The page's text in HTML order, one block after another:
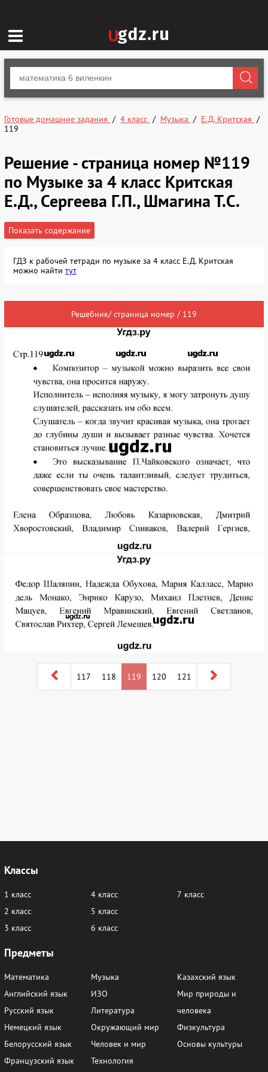
Готовые домашние задания 4 класс Музыка
Е.Д. Критская
119
Решение - страница номер №119
по Музыке за 4 класс Критская
Е.Д., Сергеева Г.П., Шмагина Т.С.
Показать содержание
ГДЗ к рабочей тетради по музыке за 4 класс Е.Д. Критская
можно найти тут
Решебник/ страница номер / 119
117 118 119 120 121
Классы
1 класс
2 класс
3 класс
4 класс
5 класс
6 класс
7 класс
Предметы
Математика
Английский язык
Русский язык
Немецкий язык
Белорусский язык
Французский язык
Музыка
ИЗО
Литература
Окружающий мир
Человек и мир
Технология
Казахский язык
Мир природы и
человека
Физкультура
Основы культуры